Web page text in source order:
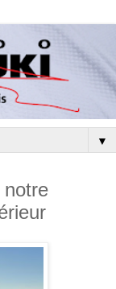
▼
notre